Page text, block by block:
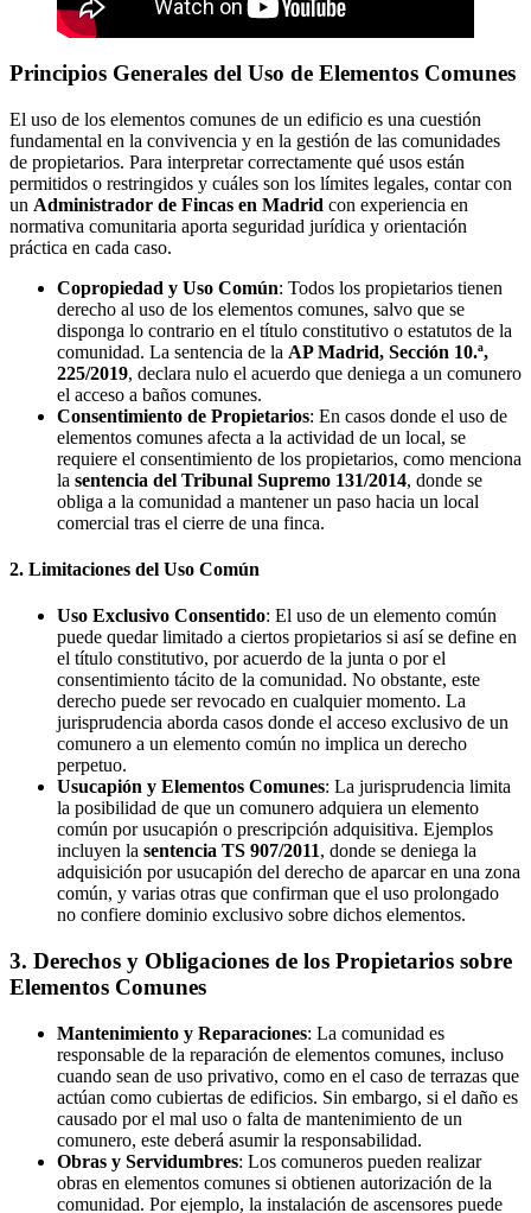
Principios Generales del Uso de Elementos Comunes
El uso de los elementos comunes de un edificio es una cuestión
fundamental en la convivencia y en la gestión de las comunidades
de propietarios. Para interpretar correctamente qué usos están
permitidos o restringidos y cuáles son los límites legales, contar con
un Administrador de Fincas en Madrid con experiencia en
normativa comunitaria aporta seguridad jurídica y orientación
práctica en cada caso.
Copropiedad y Uso Común: Todos los propietarios tienen
derecho al uso de los elementos comunes, salvo que se
disponga lo contrario en el título constitutivo o estatutos de la
comunidad. La sentencia de la AP Madrid, Sección 10.ª,
225/2019, declara nulo el acuerdo que deniega a un comunero
el acceso a baños comunes.
Consentimiento de Propietarios: En casos donde el uso de
elementos comunes afecta a la actividad de un local, se
requiere el consentimiento de los propietarios, como menciona
la sentencia del Tribunal Supremo 131/2014, donde se
obliga a la comunidad a mantener un paso hacia un local
comercial tras el cierre de una finca.
2. Limitaciones del Uso Común
Uso Exclusivo Consentido: El uso de un elemento común
puede quedar limitado a ciertos propietarios si así se define en
el título constitutivo, por acuerdo de la junta o por el
consentimiento tácito de la comunidad. No obstante, este
derecho puede ser revocado en cualquier momento. La
jurisprudencia aborda casos donde el acceso exclusivo de un
comunero a un elemento común no implica un derecho
perpetuo.
Usucapión y Elementos Comunes: La jurisprudencia limita
la posibilidad de que un comunero adquiera un elemento
común por usucapión o prescripción adquisitiva. Ejemplos
incluyen la sentencia TS 907/2011, donde se deniega la
adquisición por usucapión del derecho de aparcar en una zona
común, y varias otras que confirman que el uso prolongado
no confiere dominio exclusivo sobre dichos elementos.
3. Derechos y Obligaciones de los Propietarios sobre
Elementos Comunes
Mantenimiento y Reparaciones: La comunidad es
responsable de la reparación de elementos comunes, incluso
cuando sean de uso privativo, como en el caso de terrazas que
actúan como cubiertas de edificios. Sin embargo, si el daño es
causado por el mal uso o falta de mantenimiento de un
comunero, este deberá asumir la responsabilidad.
Obras y Servidumbres: Los comuneros pueden realizar
obras en elementos comunes si obtienen autorización de la
comunidad. Por ejemplo, la instalación de ascensores puede